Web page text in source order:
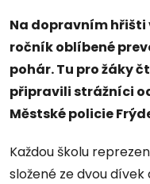
Na dopravním hřišti
ročník oblíbené
pohár. Tu pro žáky
připravili strážníci
Městské policie
Každou školu
složené ze dvou